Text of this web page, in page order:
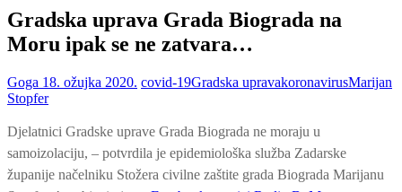
Gradska uprava Grada Biograda na
Moru ipak se ne zatvara…
Goga 18. ožujka 2020. covid-19Gradska upravakoronavirusMarijan
Stopfer
Djelatnici Gradske uprave Grada Biograda ne moraju u
samoizolaciju, – potvrdila je epidemiološka služba Zadarske
županije načelniku Stožera civilne zaštite grada Biograda Marijanu